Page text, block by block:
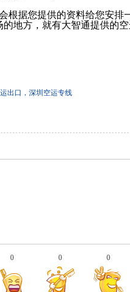
根据您提供的资料给您安排
地方，就有大智通提供的
运出口，深圳空运专线
0 0 0